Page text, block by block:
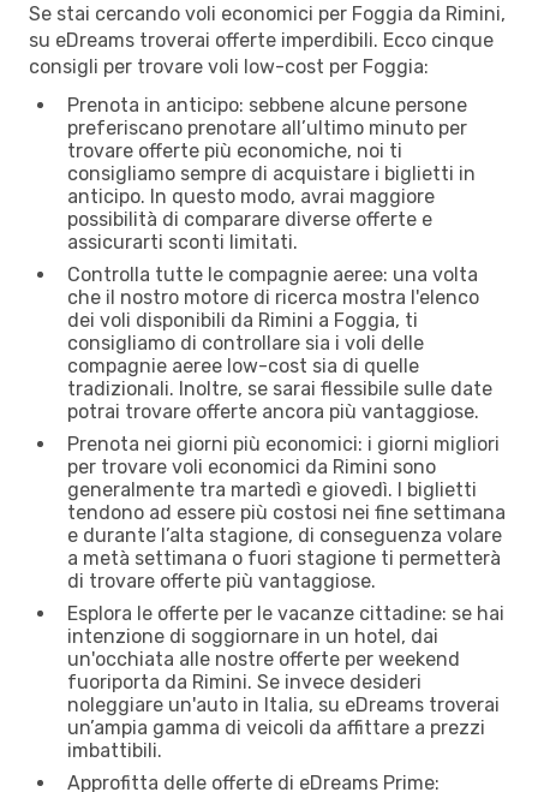
Se stai cercando voli economici per Foggia da Rimini,
su eDreams troverai offerte imperdibili. Ecco cinque
consigli per trovare voli low-cost per Foggia:
Prenota in anticipo: sebbene alcune persone
preferiscano prenotare all’ultimo minuto per
trovare offerte più economiche, noi ti
consigliamo sempre di acquistare i biglietti in
anticipo. In questo modo, avrai maggiore
possibilità di comparare diverse offerte e
assicurarti sconti limitati.
Controlla tutte le compagnie aeree: una volta
che il nostro motore di ricerca mostra l'elenco
dei voli disponibili da Rimini a Foggia, ti
consigliamo di controllare sia i voli delle
compagnie aeree low-cost sia di quelle
tradizionali. Inoltre, se sarai flessibile sulle date
potrai trovare offerte ancora più vantaggiose.
Prenota nei giorni più economici: i giorni migliori
per trovare voli economici da Rimini sono
generalmente tra martedì e giovedì. I biglietti
tendono ad essere più costosi nei fine settimana
e durante l’alta stagione, di conseguenza volare
a metà settimana o fuori stagione ti permetterà
di trovare offerte più vantaggiose.
Esplora le offerte per le vacanze cittadine: se hai
intenzione di soggiornare in un hotel, dai
un'occhiata alle nostre offerte per weekend
fuoriporta da Rimini. Se invece desideri
noleggiare un'auto in Italia, su eDreams troverai
un’ampia gamma di veicoli da affittare a prezzi
imbattibili.
Approfitta delle offerte di eDreams Prime: